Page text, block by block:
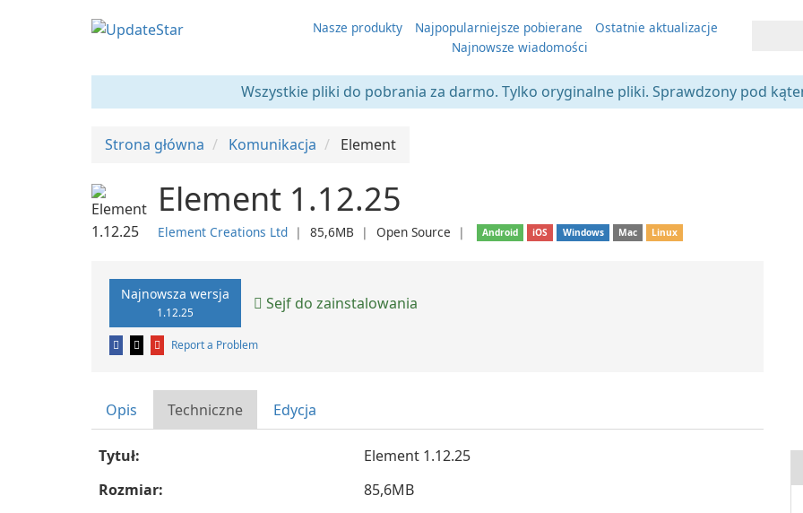
Nasze produkty Najpopularniejsze pobierane
Ostatnie aktualizacje
Najnowsze wiadomości
Wszystkie pliki do pobrania za darmo. Tylko oryginalne pliki. Sprawdzony pod
Strona główna Komunikacja Element
Element 1.12.25
Element Creations Ltd ❘ 85,6MB ❘ Open Source ❘ Android iOS Windows Mac Linux
Najnowsza wersja
1.12.25 Sejf do zainstalowania
Report a Problem
Opis Techniczne Edycja
Tytuł:
Element 1.12.25
Rozmiar:
85,6MB